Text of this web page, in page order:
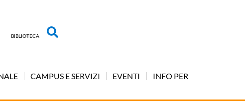
BIBLIOTECA
CAMPUS E SERVIZI EVENTI INFO PER